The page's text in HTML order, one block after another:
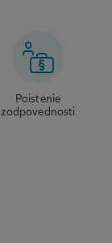
Poistenie
zodpovednosti